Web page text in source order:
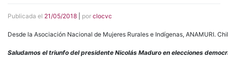
Publicada el 21/05/2018 por clocvc
Desde la Asociación Nacional de Mujeres Rurales e Indígenas, ANAMURI.
Saludamos el triunfo del presidente Nicolás Maduro en elecciones